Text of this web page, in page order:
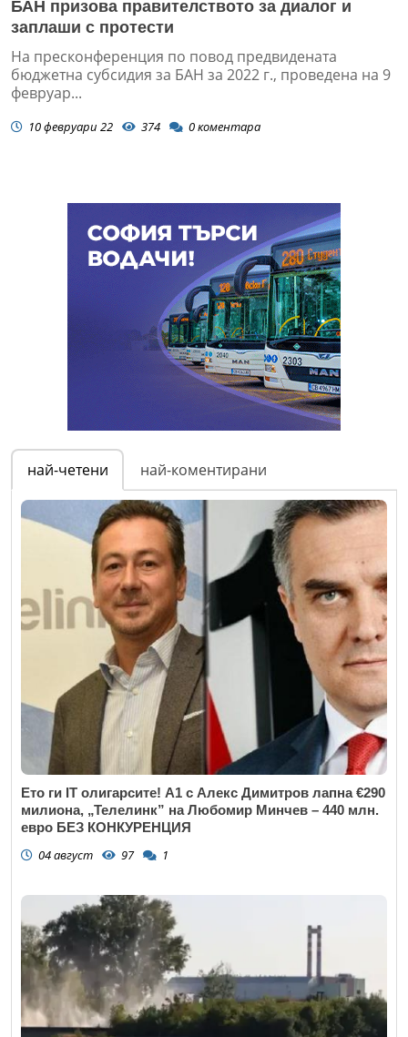
БАН призова правителството за диалог и
заплаши с протести
На пресконференция по повод предвидената
бюджетна субсидия за БАН за 2022 г., проведена на 9
февруар...
10 февруари 22 374 0коментара
най-четени най-коментирани
Ето ги IT олигарсите! А1 с Алекс Димитров лапна €290
милиона, „Телелинк” на Любомир Минчев – 440 млн.
евро БЕЗ КОНКУРЕНЦИЯ
04 август 97 1